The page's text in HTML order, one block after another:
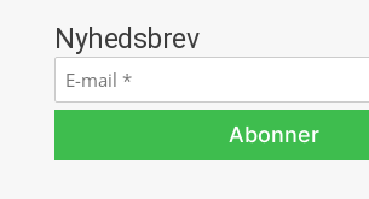
Nyhedsbrev
E-
mail*
Abonner